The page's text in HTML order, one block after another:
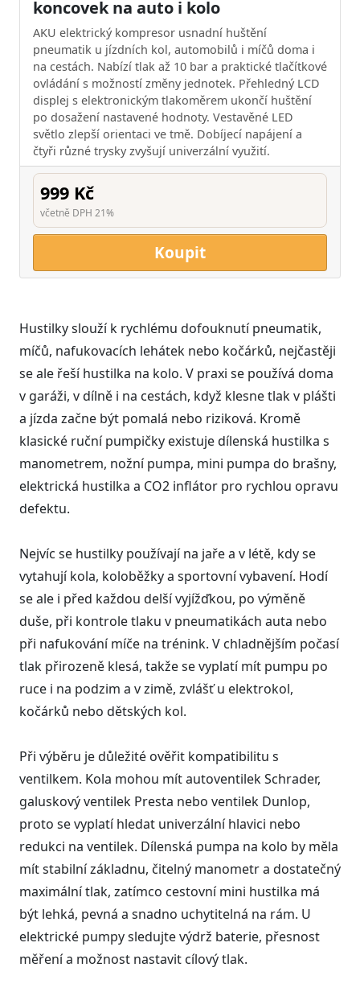
koncovek na auto i kolo
AKU elektrický kompresor usnadní huštění
pneumatik u jízdních kol, automobilů i míčů doma i
na cestách. Nabízí tlak až 10 bar a praktické tlačítkové
ovládání s možností změny jednotek. Přehledný LCD
displej s elektronickým tlakoměrem ukončí huštění
po dosažení nastavené hodnoty. Vestavěné LED
světlo zlepší orientaci ve tmě. Dobíjecí napájení a
čtyři různé trysky zvyšují univerzální využití.
999 Kč
včetně DPH 21%
Koupit
Hustilky slouží k rychlému dofouknutí pneumatik,
míčů, nafukovacích lehátek nebo kočárků, nejčastěji
se ale řeší hustilka na kolo. V praxi se používá doma
v garáži, v dílně i na cestách, když klesne tlak v plášti
a jízda začne být pomalá nebo riziková. Kromě
klasické ruční pumpičky existuje dílenská hustilka s
manometrem, nožní pumpa, mini pumpa do brašny,
elektrická hustilka a CO2 inflátor pro rychlou opravu
defektu.
Nejvíc se hustilky používají na jaře a v létě, kdy se
vytahují kola, koloběžky a sportovní vybavení. Hodí
se ale i před každou delší vyjížďkou, po výměně
duše, při kontrole tlaku v pneumatikách auta nebo
při nafukování míče na trénink. V chladnějším počasí
tlak přirozeně klesá, takže se vyplatí mít pumpu po
ruce i na podzim a v zimě, zvlášť u elektrokol,
kočárků nebo dětských kol.
Při výběru je důležité ověřit kompatibilitu s
ventilkem. Kola mohou mít autoventilek Schrader,
galuskový ventilek Presta nebo ventilek Dunlop,
proto se vyplatí hledat univerzální hlavici nebo
redukci na ventilek. Dílenská pumpa na kolo by měla
mít stabilní základnu, čitelný manometr a dostatečný
maximální tlak, zatímco cestovní mini hustilka má
být lehká, pevná a snadno uchytitelná na rám. U
elektrické pumpy sledujte výdrž baterie, přesnost
měření a možnost nastavit cílový tlak.